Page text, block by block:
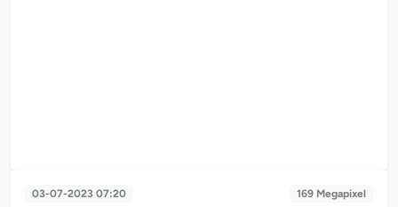
03-07-2023 07:20 169 Megapixel